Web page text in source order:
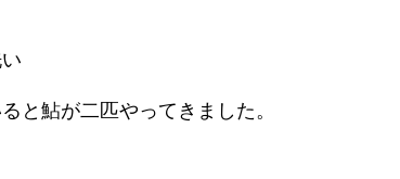
と鮎が二匹やってきました。